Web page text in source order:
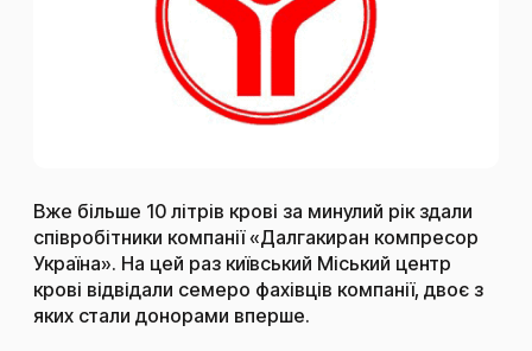
Вже більше 10 літрів крові за минулий рік здали
співробітники компанії «Далгакиран компресор
Україна». На цей раз київський Міський центр
крові відвідали семеро фахівців компанії, двоє з
яких стали донорами вперше.